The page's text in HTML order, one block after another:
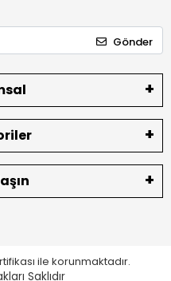
Gönder
ile korunmaktadır.
Saklıdır